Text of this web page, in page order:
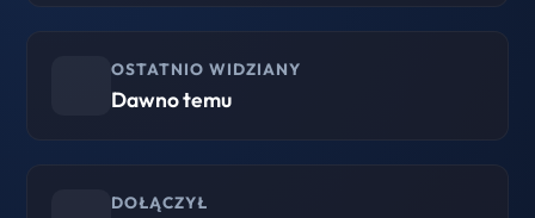
OSTATNIO WIDZIANY
Dawno temu
DOŁĄCZYŁ